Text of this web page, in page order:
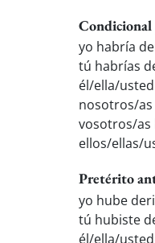
yo habría
tú habrías
él/ella/
nosotros/
vosotros/as
ellos/ellas/
Pretérito
yo hube
tú hubiste
él/ella/